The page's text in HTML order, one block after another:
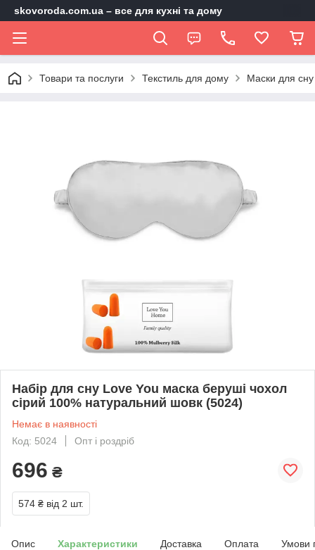
skovoroda.com.ua – все для кухні та дому
Товари та послуги Текстиль для дому Маски для сну
Набір для сну Love You маска беруші чохол
сірий 100% натуральний шовк (5024)
Немає в наявності
Код: 5024
Опт і роздріб
696 ₴
574 ₴ від 2 шт.
Опис Характеристики Доставка Оплата Умови